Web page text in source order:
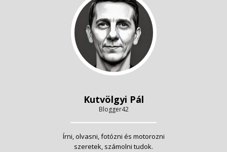
Kutvölgyi Pál
Blogger42
Írni, olvasni, fotózni és motorozni
szeretek, számolni tudok.